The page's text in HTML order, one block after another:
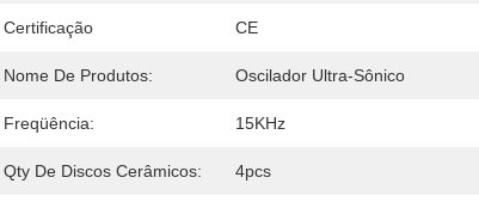
Certificação CE
Nome De Produtos: Oscilador Ultra-Sônico
Freqüência: 15KHz
Qty De Discos Cerâmicos: 4pcs